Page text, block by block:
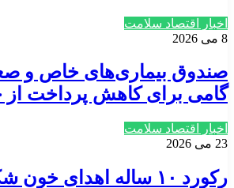
اخبار اقتصاد سلامت
8 می 2026
صندوق بیماری‌های خاص و
گامی برای کاهش پرداخت از
اخبار اقتصاد سلامت
23 می 2026
رکورد ۱۰ ساله اهدای